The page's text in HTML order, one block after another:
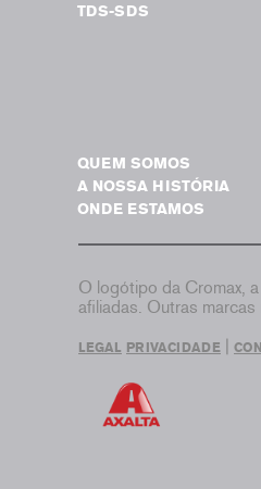
TDS-SDS
QUEM SOMOS
A NOSSA HISTÓRIA
ONDE ESTAMOS
O logótipo da Cromax,
afiliadas. Outras
LEGAL PRIVACIDADE